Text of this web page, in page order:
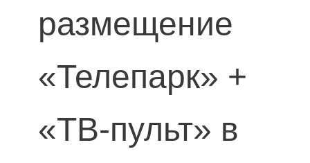
размещение
«Телепарк» +
«ТВ-пульт» в